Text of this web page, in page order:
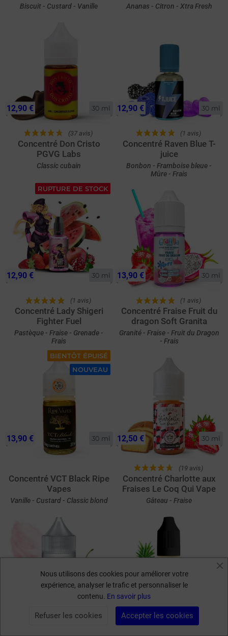
FILTRER PAR
Biscuit - Custard - Vanille Ananas - Citron - Xtra Fresh
30 ml
(37 avis)
Concentré Don Cristo
PGVG Labs
Classic cubain
12,90 € 30 ml
(1 avis)
Concentré Raven Blue T-
juice
Bonbon - Framboise bleue -
Mûre - Frais
12,90 €
RUPTURE DE STOCK
30 ml
(1 avis)
Concentré Lady Shigeri
Fighter Fuel
Pastèque - Fraise - Grenade -
Frais
12,90 € 30 ml
(1 avis)
Concentré Fraise Fruit du
dragon Soft Granita
Granité - Fraise - Fruit du Dragon
- Frais
13,90 €
BIENTÔT ÉPUISÉ
NOUVEAU
30 ml
Concentré VCT Black Ripe
Vapes
Vanille - Custard - Classic blond
13,90 € 30 ml
(19 avis)
Concentré Charlotte aux
Fraises Le Coq Qui Vape
Gâteau - Fraise
12,50 €
10 ml
(79 avis)
6,50 €
Nous utilisons des cookies pour améliorer votre
expérience, analyser le trafic et personnaliser le
contenu. En savoir plus
Accepter les cookies
Refuser les cookies